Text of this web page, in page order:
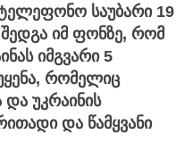
საუბარი 19
შედგა იმ ფონზე, რომ
იმგვარი 5
რომელიც
და უკრაინის
და წამყვანი